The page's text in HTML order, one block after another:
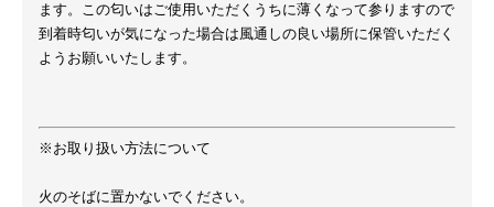
ます。この匂いはご使用いただくうちに薄くなって参りますので
到着時匂いが気になった場合は風通しの良い場所に保管いただく
ようお願いいたします。
※お取り扱い方法について
火のそばに置かないでください。